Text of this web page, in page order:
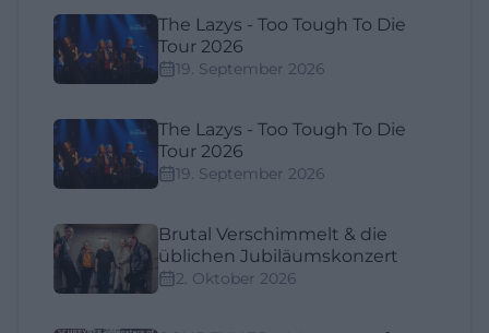
The Lazys - Too Tough To Die
Tour 2026
19. September 2026
The Lazys - Too Tough To Die
Tour 2026
19. September 2026
Brutal Verschimmelt & die
üblichen Jubiläumskonzert
2. Oktober 2026